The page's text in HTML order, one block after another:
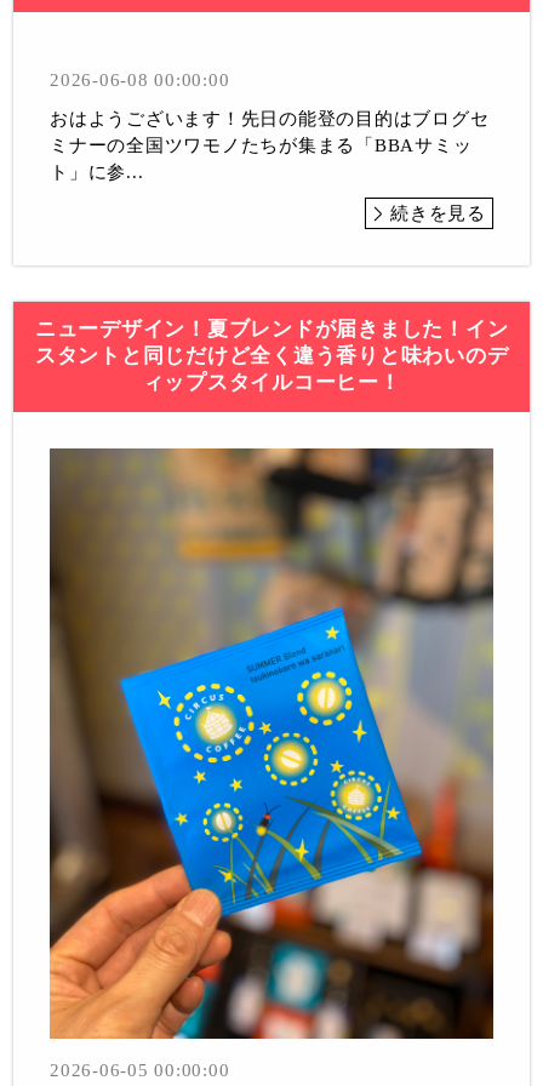
2026-06-08 00:00:00
おはようございます！先日の能登の目的はブログセ
ミナーの全国ツワモノたちが集まる「BBAサミッ
ト」に参...
続きを見る
ニューデザイン！夏ブレンドが届きました！イン
スタントと同じだけど全く違う香りと味わいのデ
ィップスタイルコーヒー！
2026-06-05 00:00:00